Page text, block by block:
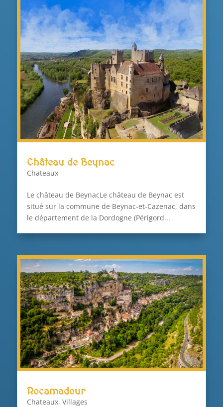
Château de Beynac
Chateaux
Le château de BeynacLe château de Beynac est
situé sur la commune de Beynac-et-Cazenac, dans
le département de la Dordogne (Périgord...
Rocamadour
Chateaux, Villages